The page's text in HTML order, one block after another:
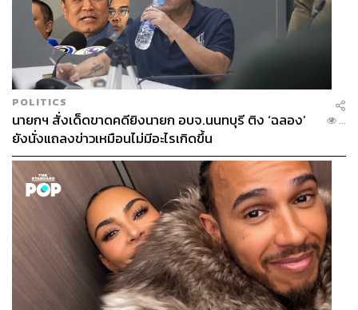
POLITICS
นายกฯ สั่งเด็ดขาดคดียิงนายก อบจ.นนทบุรี ติง ‘ฉลอง’
ยังนั่งแถลงข่าวเหมือนไม่มีอะไรเกิดขึ้น
...